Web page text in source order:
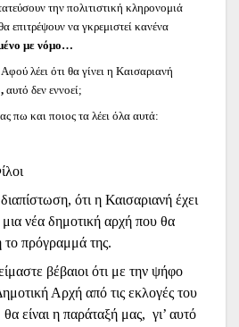
την πολιτιστική κληρονομιά
επιτρέψουν να γκρεμιστεί κανένα
με νόμο…
λέει ότι θα γίνει η Καισαριανή
αυτό δεν εννοεί;
πω και ποιος τα λέει όλα αυτά:
ότι η Καισαριανή έχει
νέα δημοτική αρχή που θα
το πρόγραμμά της.
βέβαιοι ότι με την ψήφο
Αρχή από τις εκλογές του
είναι η παράταξή μας, γι’ αυτό